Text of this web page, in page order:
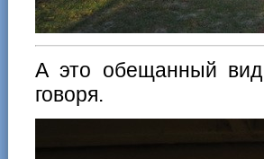
А это обещанный вид
говоря.